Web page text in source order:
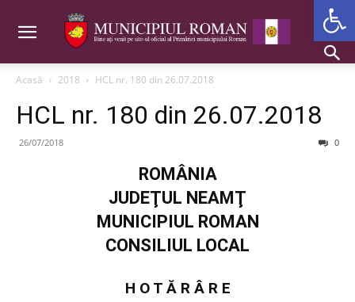
Acasă 2018 HCL nr. 180 din 26.07.2018
HCL nr. 180 din 26.07.2018
26/07/2018 0
ROMÂNIA
JUDEŢUL NEAMŢ
MUNICIPIUL ROMAN
CONSILIUL LOCAL
H O T Ă R Â R E